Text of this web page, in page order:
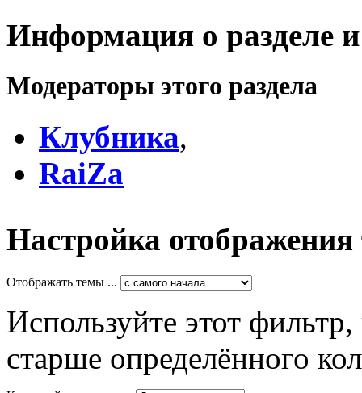
Информация о разделе
Модераторы этого раздела
Клубника,
RaiZa
Настройка отображения
Отображать темы ...
Используйте этот
старше определённого